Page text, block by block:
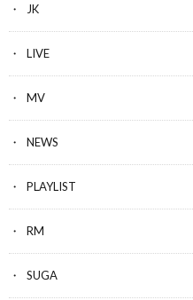
JK
LIVE
MV
NEWS
PLAYLIST
RM
SUGA